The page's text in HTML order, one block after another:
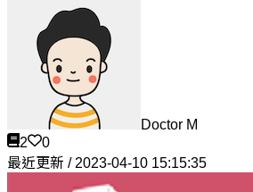
Doctor M
2
0
最近更新 / 2023-04-10 15:15:35